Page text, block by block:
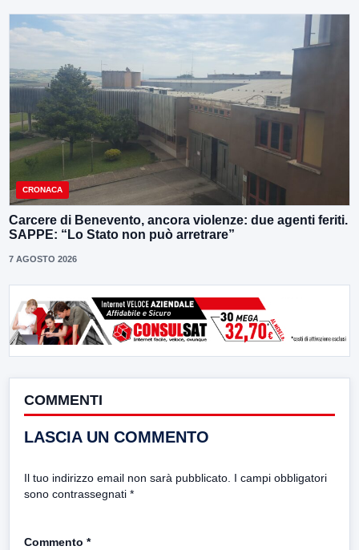
CRONACA
Carcere di Benevento, ancora violenze: due agenti feriti.
SAPPE: “Lo Stato non può arretrare”
7 AGOSTO 2026
COMMENTI
LASCIA UN COMMENTO
Il tuo indirizzo email non sarà pubblicato. I campi obbligatori
sono contrassegnati *
Commento *